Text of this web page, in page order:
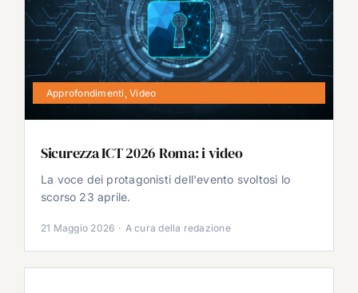
Approfondimenti ,Video
Sicurezza ICT 2026 Roma: i video
La voce dei protagonisti dell'evento svoltosi lo
scorso 23 aprile.
21 Maggio 2026 · A cura della redazione